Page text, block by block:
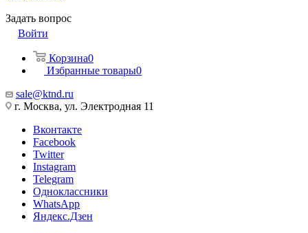
Задать вопрос
Войти
Корзина0
Избранные товары0
sale@ktnd.ru
г. Москва, ул. Электродная 11
Вконтакте
Facebook
Twitter
Instagram
Telegram
Одноклассники
WhatsApp
Яндекс.Дзен